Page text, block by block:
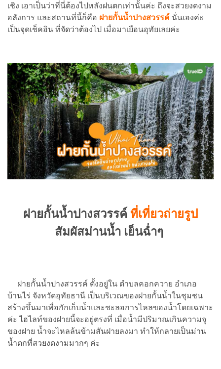
เชิง เอาเป็นว่าที่นี่ต้องไปหลังฝนตกเท่านั้นค่ะ ถึงจะสวยงดงาม
อลังการ และสถานที่นี้ก็คือ ฝายกั้นน้ำปางสวรรค์ นั่นเองค่ะ
เป็นจุดเช็คอิน ที่จัดว่าต้องไป เมื่อมาเยือนอุทัยเลยค่ะ
ฝายกั้นน้ำปางสวรรค์ ที่เที่ยวถ่ายรูป
สัมผัสม่านน้ำ เย็นฉ่ำๆ
ฝายกั้นน้ำปางสวรรค์ ตั้งอยู่ใน ตำบลคอกควาย อำเภอ
บ้านไร่ จังหวัดอุทัยธานี เป็นบริเวณของฝายกั้นน้ำในชุมชน
สร้างขึ้นมาเพื่อกักเก็บน้ำและชะลอการไหลของน้ำโดยเฉพาะ
ค่ะ ไฮไลท์ของฝายนี้จะอยู่ตรงที่ เมื่อน้ำมีปริมาณเกินความจุ
ของฝาย น้ำจะไหลล้นข้ามสันฝายลงมา ทำให้กลายเป็นม่าน
น้ำตกที่สวยงดงามมากๆ ค่ะ